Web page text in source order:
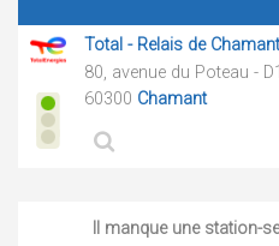
Total - Relais de
80, avenue du Poteau -
60300 Chamant
Il manque une station-